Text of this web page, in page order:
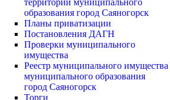
территории муниципального
образования город Саяногорск
Планы приватизации
Постановления ДАГН
Проверки муниципального
имущества
Реестр муниципального имущества
муниципального образования
город Саяногорск
Торги